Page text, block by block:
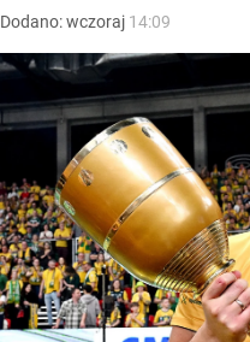
Dodano:wczoraj 14:09